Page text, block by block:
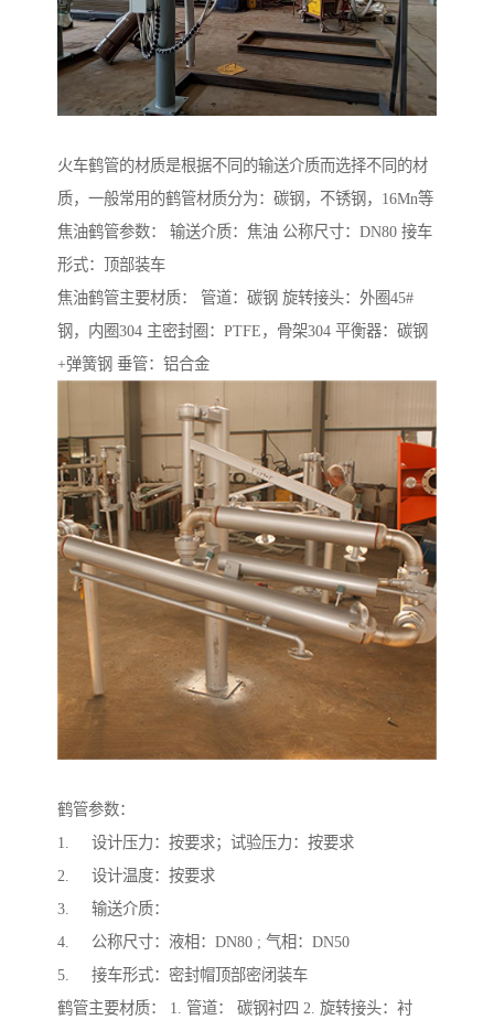
火车鹤管的材质是根据不同的输送介质而选择不同的材
质，一般常用的鹤管材质分为：碳钢，不锈钢，16Mn等
焦油鹤管参数： 输送介质：焦油 公称尺寸：DN80 接车
形式：顶部装车
焦油鹤管主要材质： 管道：碳钢 旋转接头：外圈45#
钢，内圈304 主密封圈：PTFE，骨架304 平衡器：碳钢
+弹簧钢 垂管：铝合金
鹤管参数：
1. 设计压力：按要求；试验压力：按要求
2. 设计温度：按要求
3. 输送介质：
4. 公称尺寸：液相：DN80 ; 气相：DN50
5. 接车形式：密封帽顶部密闭装车
鹤管主要材质： 1. 管道： 碳钢衬四 2. 旋转接头：衬